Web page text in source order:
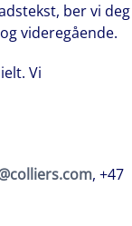
ber vi deg
videregående.
Vi
, +47